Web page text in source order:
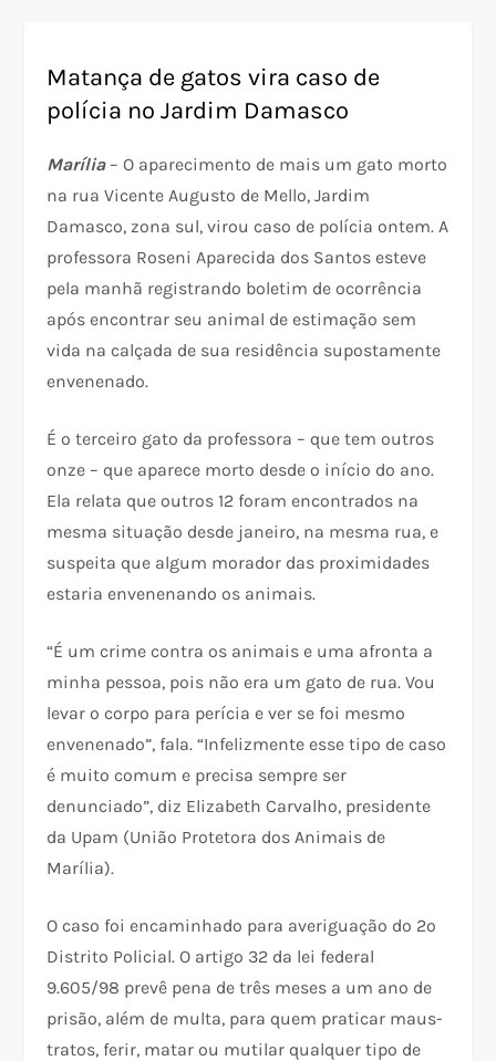
Matança de gatos vira caso de
polícia no Jardim Damasco
Marília– O aparecimento de mais um gato morto
na rua Vicente Augusto de Mello, Jardim
Damasco, zona sul, virou caso de polícia ontem. A
professora Roseni Aparecida dos Santos esteve
pela manhã registrando boletim de ocorrência
após encontrar seu animal de estimação sem
vida na calçada de sua residência supostamente
envenenado.
É o terceiro gato da professora – que tem outros
onze – que aparece morto desde o início do ano.
Ela relata que outros 12 foram encontrados na
mesma situação desde janeiro, na mesma rua, e
suspeita que algum morador das proximidades
estaria envenenando os animais.
“É um crime contra os animais e uma afronta a
minha pessoa, pois não era um gato de rua. Vou
levar o corpo para perícia e ver se foi mesmo
envenenado”, fala. “Infelizmente esse tipo de caso
é muito comum e precisa sempre ser
denunciado”, diz Elizabeth Carvalho, presidente
da Upam (União Protetora dos Animais de
Marília).
O caso foi encaminhado para averiguação do 2º
Distrito Policial. O artigo 32 da lei federal
9.605/98 prevê pena de três meses a um ano de
prisão, além de multa, para quem praticar maus-
tratos, ferir, matar ou mutilar qualquer tipo de